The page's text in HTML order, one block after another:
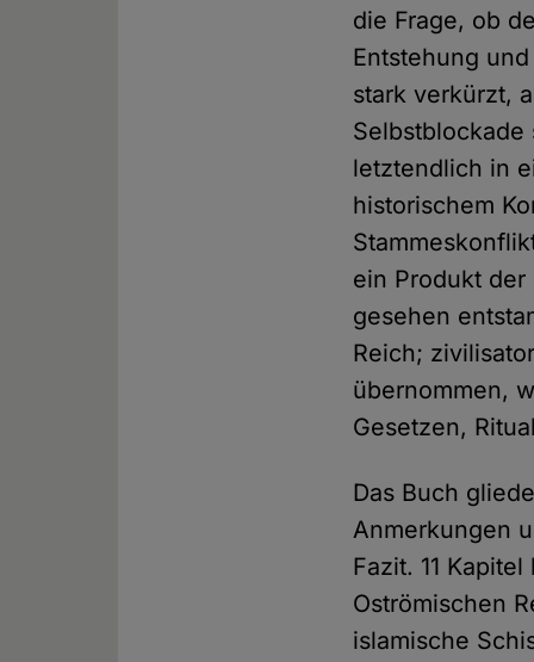
die Frage, ob
Entstehung
stark verkürzt,
letztendlich in
historischem
ein Produkt
gesehen
Reich;
übernommen,
Gesetzen,
Das Buch
Anmerkungen
Fazit. 11
Oströmischen
islamische